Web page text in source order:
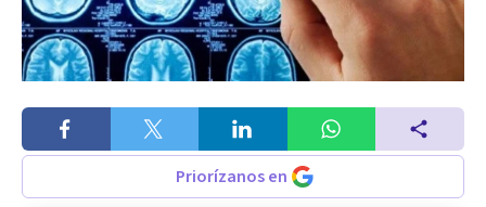
Priorízanos en